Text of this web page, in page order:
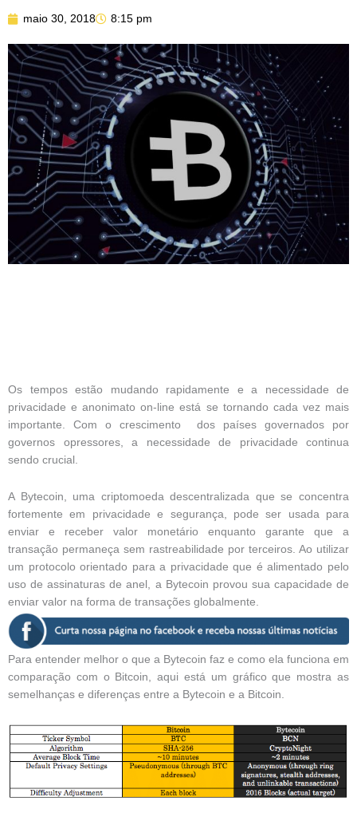
maio 30, 2018 8:15 pm
Os tempos estão mudando rapidamente e a necessidade de
privacidade e anonimato on-line está se tornando cada vez mais
importante. Com o crescimento dos países governados por
governos opressores, a necessidade de privacidade continua
sendo crucial.
A Bytecoin, uma criptomoeda descentralizada que se concentra
fortemente em privacidade e segurança, pode ser usada para
enviar e receber valor monetário enquanto garante que a
transação permaneça sem rastreabilidade por terceiros. Ao utilizar
um protocolo orientado para a privacidade que é alimentado pelo
uso de assinaturas de anel, a Bytecoin provou sua capacidade de
enviar valor na forma de transações globalmente.
Para entender melhor o que a Bytecoin faz e como ela funciona em
comparação com o Bitcoin, aqui está um gráfico que mostra as
semelhanças e diferenças entre a Bytecoin e a Bitcoin.